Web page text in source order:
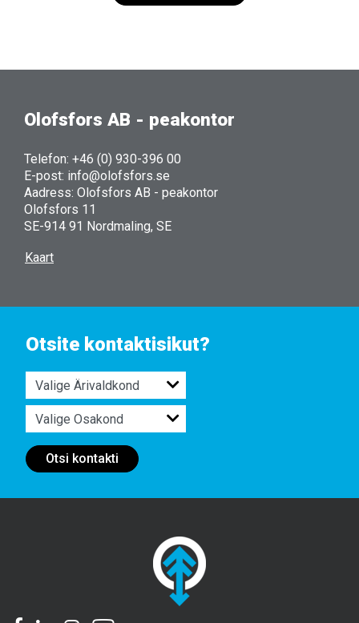
Olofsfors AB - peakontor
Telefon: +46 (0) 930-396 00
E-post: info@olofsfors.se
Aadress: Olofsfors AB - peakontor
Olofsfors 11
SE-914 91 Nordmaling, SE
Kaart
Otsite kontaktisikut?
Otsi kontakti